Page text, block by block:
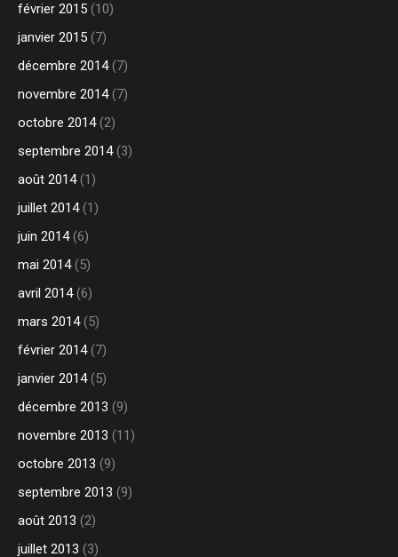
février 2015 (10)
janvier 2015 (7)
décembre 2014(7)
novembre 2014(7)
octobre 2014(2)
septembre 2014(3)
août 2014(1)
juillet 2014(1)
juin 2014(6)
mai 2014(5)
avril 2014(6)
mars 2014(5)
février 2014(7)
janvier 2014(5)
décembre 2013 (9)
novembre 2013 (11)
octobre 2013 (9)
septembre 2013 (9)
août 2013 (2)
juillet 2013 (3)